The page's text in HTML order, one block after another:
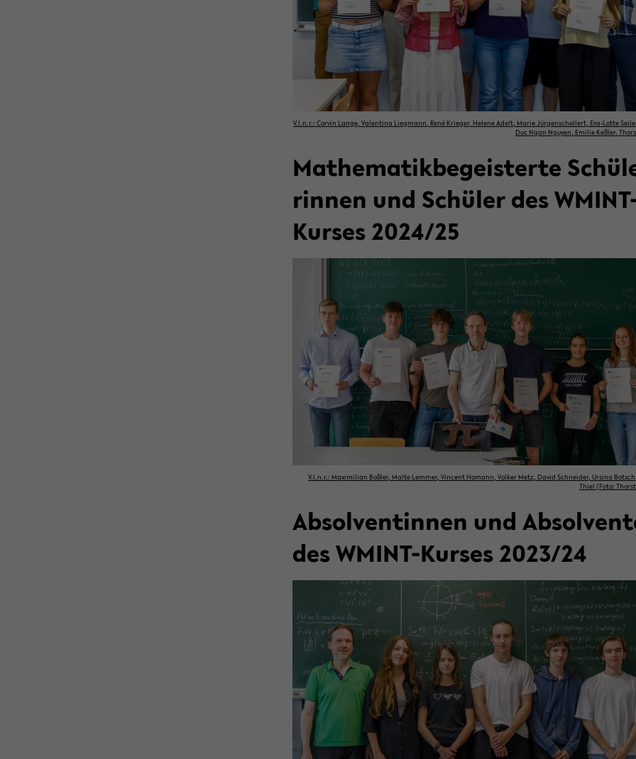
V.l.n.r.: Cor­vin Lange, Va­len­ti­na Lieg­mann, René Krie­ger, He­le­ne Adelt, Marie Jür­gen­schel­lert, Eva-​Lotte
Duc Ngan Nguy­en, Emi­lie Keß­ler,
Ma­the­ma­tik­be­geis­ter­te
rin­nen und Schü­ler des
Kurses 2024/25
V.l.n.r.: Ma­xi­mi­li­an Boß­ler, Malte Lem­mer, Vin­cent Ho­mann, Vol­ker Metz, David Schnei­der, Ur­si­na
Thiel (Foto:
Ab­sol­ven­tin­nen und
des WMINT-​Kurses 2023/24